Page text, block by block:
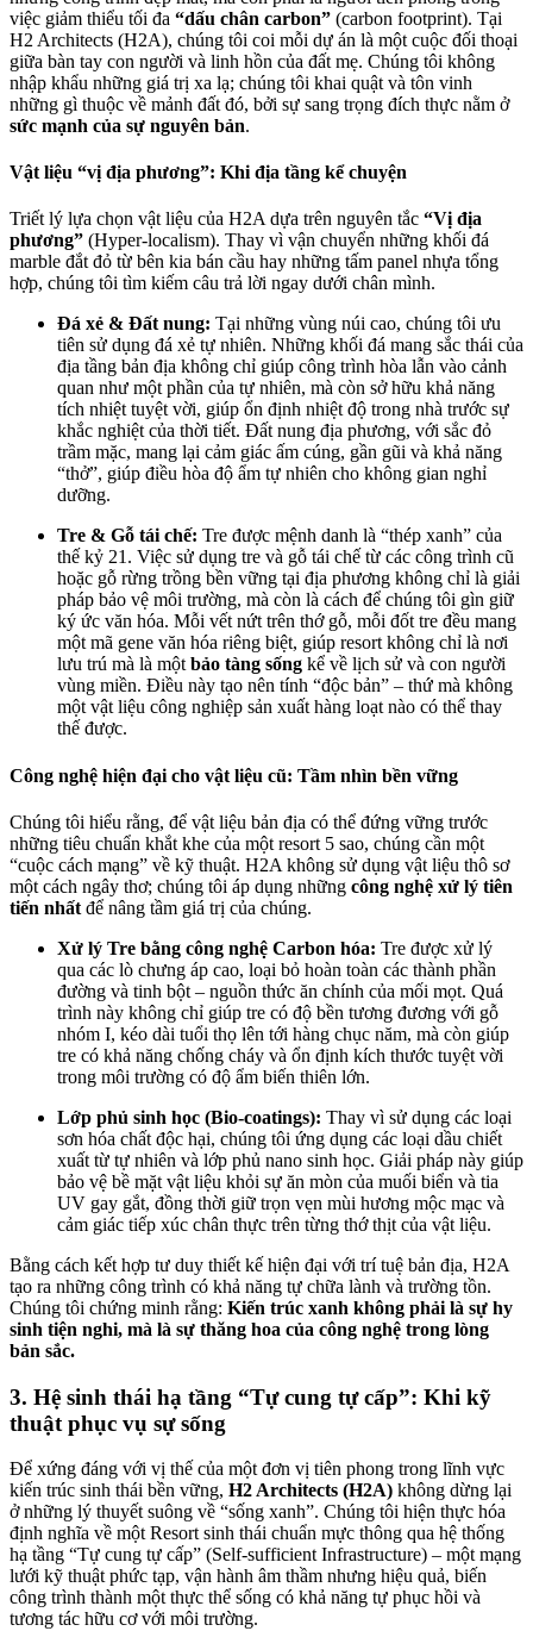
việc giảm thiểu tối đa “dấu chân carbon” (carbon footprint). Tại
H2 Architects (H2A), chúng tôi coi mỗi dự án là một cuộc đối thoại
giữa bàn tay con người và linh hồn của đất mẹ. Chúng tôi không
nhập khẩu những giá trị xa lạ; chúng tôi khai quật và tôn vinh
những gì thuộc về mảnh đất đó, bởi sự sang trọng đích thực nằm ở
sức mạnh của sự nguyên bản.
Vật liệu “vị địa phương”: Khi địa tầng kể chuyện
Triết lý lựa chọn vật liệu của H2A dựa trên nguyên tắc “Vị địa
phương” (Hyper-localism). Thay vì vận chuyển những khối đá
marble đắt đỏ từ bên kia bán cầu hay những tấm panel nhựa tổng
hợp, chúng tôi tìm kiếm câu trả lời ngay dưới chân mình.
Đá xẻ & Đất nung: Tại những vùng núi cao, chúng tôi ưu
tiên sử dụng đá xẻ tự nhiên. Những khối đá mang sắc thái của
địa tầng bản địa không chỉ giúp công trình hòa lẫn vào cảnh
quan như một phần của tự nhiên, mà còn sở hữu khả năng
tích nhiệt tuyệt vời, giúp ổn định nhiệt độ trong nhà trước sự
khắc nghiệt của thời tiết. Đất nung địa phương, với sắc đỏ
trầm mặc, mang lại cảm giác ấm cúng, gần gũi và khả năng
“thở”, giúp điều hòa độ ẩm tự nhiên cho không gian nghỉ
dưỡng.
Tre & Gỗ tái chế: Tre được mệnh danh là “thép xanh” của
thế kỷ 21. Việc sử dụng tre và gỗ tái chế từ các công trình cũ
hoặc gỗ rừng trồng bền vững tại địa phương không chỉ là giải
pháp bảo vệ môi trường, mà còn là cách để chúng tôi gìn giữ
ký ức văn hóa. Mỗi vết nứt trên thớ gỗ, mỗi đốt tre đều mang
một mã gene văn hóa riêng biệt, giúp resort không chỉ là nơi
lưu trú mà là một bảo tàng sống kể về lịch sử và con người
vùng miền. Điều này tạo nên tính “độc bản” – thứ mà không
một vật liệu công nghiệp sản xuất hàng loạt nào có thể thay
thế được.
Công nghệ hiện đại cho vật liệu cũ: Tầm nhìn bền vững
Chúng tôi hiểu rằng, để vật liệu bản địa có thể đứng vững trước
những tiêu chuẩn khắt khe của một resort 5 sao, chúng cần một
“cuộc cách mạng” về kỹ thuật. H2A không sử dụng vật liệu thô sơ
một cách ngây thơ; chúng tôi áp dụng những công nghệ xử lý tiên
tiến nhất để nâng tầm giá trị của chúng.
Xử lý Tre bằng công nghệ Carbon hóa: Tre được xử lý
qua các lò chưng áp cao, loại bỏ hoàn toàn các thành phần
đường và tinh bột – nguồn thức ăn chính của mối mọt. Quá
trình này không chỉ giúp tre có độ bền tương đương với gỗ
nhóm I, kéo dài tuổi thọ lên tới hàng chục năm, mà còn giúp
tre có khả năng chống cháy và ổn định kích thước tuyệt vời
trong môi trường có độ ẩm biến thiên lớn.
Lớp phủ sinh học (Bio-coatings): Thay vì sử dụng các loại
sơn hóa chất độc hại, chúng tôi ứng dụng các loại dầu chiết
xuất từ tự nhiên và lớp phủ nano sinh học. Giải pháp này giúp
bảo vệ bề mặt vật liệu khỏi sự ăn mòn của muối biển và tia
UV gay gắt, đồng thời giữ trọn vẹn mùi hương mộc mạc và
cảm giác tiếp xúc chân thực trên từng thớ thịt của vật liệu.
Bằng cách kết hợp tư duy thiết kế hiện đại với trí tuệ bản địa, H2A
tạo ra những công trình có khả năng tự chữa lành và trường tồn.
Chúng tôi chứng minh rằng: Kiến trúc xanh không phải là sự hy
sinh tiện nghi, mà là sự thăng hoa của công nghệ trong lòng
bản sắc.
3. Hệ sinh thái hạ tầng “Tự cung tự cấp”: Khi kỹ
thuật phục vụ sự sống
Để xứng đáng với vị thế của một đơn vị tiên phong trong lĩnh vực
kiến trúc sinh thái bền vững, H2 Architects (H2A) không dừng lại
ở những lý thuyết suông về “sống xanh”. Chúng tôi hiện thực hóa
định nghĩa về một Resort sinh thái chuẩn mực thông qua hệ thống
hạ tầng “Tự cung tự cấp” (Self-sufficient Infrastructure) – một mạng
lưới kỹ thuật phức tạp, vận hành âm thầm nhưng hiệu quả, biến
công trình thành một thực thể sống có khả năng tự phục hồi và
tương tác hữu cơ với môi trường.